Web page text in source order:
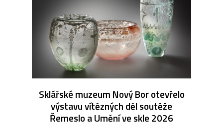
Sklářské muzeum Nový Bor otevřelo
výstavu vítězných děl soutěže
Řemeslo a Umění ve skle 2026